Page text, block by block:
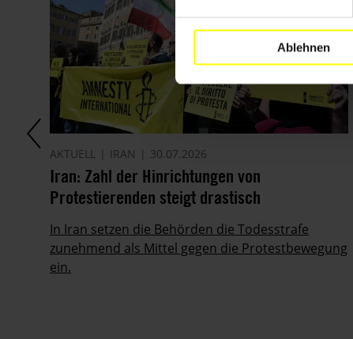
Ablehnen
AKTUELL IRAN 30.07.2026
Iran: Zahl der Hinrichtungen von
Protestierenden steigt drastisch
In Iran setzen die Behörden die Todesstrafe
zunehmend als Mittel gegen die Protestbewegung
ein.